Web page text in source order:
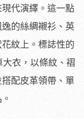
代演繹。這一點
的絲綢襯衫、英
紋上。標誌性的
衣，以條紋、褶
配皮革領帶、單